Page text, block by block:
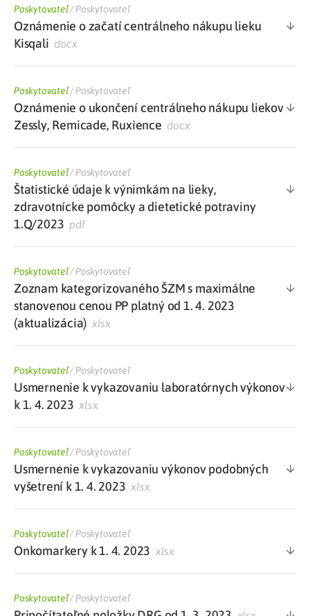
Poskytovateľ/Poskytovateľ
Oznámenie o začatí centrálneho nákupu lieku
Kisqali docx
Poskytovateľ/Poskytovateľ
Oznámenie o ukončení centrálneho nákupu liekov
Zessly, Remicade, Ruxience docx
Poskytovateľ/Poskytovateľ
Štatistické údaje k výnimkám na lieky,
zdravotnícke pomôcky a dietetické potraviny
1.Q/2023 pdf
Poskytovateľ/Poskytovateľ
Zoznam kategorizovaného ŠZM s maximálne
stanovenou cenou PP platný od 1. 4. 2023
(aktualizácia) xlsx
Poskytovateľ/Poskytovateľ
Usmernenie k vykazovaniu laboratórnych výkonov
k 1. 4. 2023 xlsx
Poskytovateľ/Poskytovateľ
Usmernenie k vykazovaniu výkonov podobných
vyšetrení k 1. 4. 2023 xlsx
Poskytovateľ/Poskytovateľ
Onkomarkery k 1. 4. 2023 xlsx
Poskytovateľ/Poskytovateľ